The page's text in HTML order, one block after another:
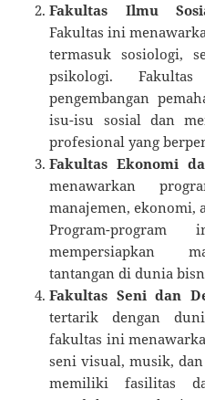
Fakultas Ilmu
Fakultas ini
termasuk sosiologi,
psikologi.
pengembangan
isu-isu sosial dan
profesional yang
Fakultas Ekonomi
menawarkan
manajemen, ekonomi,
Program-
mempersiapkan
tantangan di dunia
Fakultas Seni dan
tertarik dengan
fakultas ini
seni visual, musik,
memiliki fasilitas